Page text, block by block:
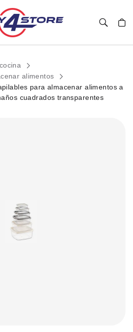
alimentos
para almacenar alimentos a
cuadrados transparentes